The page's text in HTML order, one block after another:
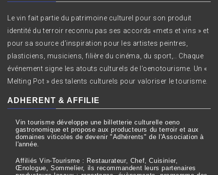
Le vin fait partie du patrimoine culturel pour son produit
identité du terroir reconnu pas ses accords «mets et vins » et
pour sa source d’inspiration pour les artistes peintres,
plasticiens, musiciens, filière du cinéma, du sport,.. Chaque
événement signe les atouts culturels de l’oenotourisme. Un «
Melting Pot » des talents culturels pour valoriser le tourisme.
ADHERENT & AFFILIE
Vin tourisme développe une billetterie culturelle oeno
gastronomique et propose aux producteurs du terroir et aux
domaines viticoles de devenir "Adhérents" de l'Association à
l'année.
Affiliés Vin-Tourisme : Restaurateur, Chef, Cuisinier,
Œnologue, Sommelier, ils recommandent leurs partenaires